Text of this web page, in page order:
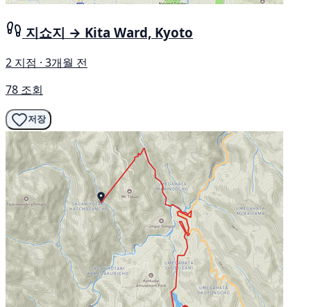
지쇼지 → Kita Ward, Kyoto
2 지점 · 3개월 전
78 조회
저장